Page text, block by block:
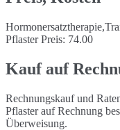
Pflaster Preis: 74.00
Kauf auf
Rechnungskauf und
Pflaster auf Rechnung
Überweisung.